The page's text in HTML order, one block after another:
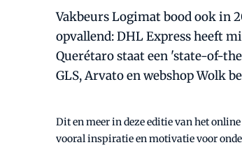
Vakbeurs Logimat bood ook in
opvallend: DHL Express heeft
Querétaro staat een 'state-of-
GLS, Arvato en webshop Wolk
Dit en meer in deze editie van het
vooral inspiratie en motivatie voor